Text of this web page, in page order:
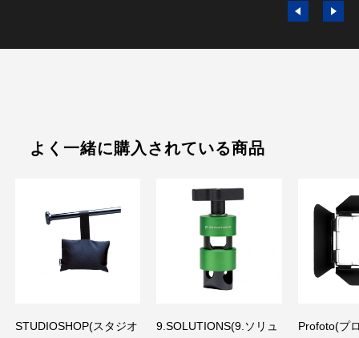
よく一緒に購入されている商品
STUDIOSHOP(スタジオ
9.SOLUTIONS(9.ソリュ
Profoto(プ